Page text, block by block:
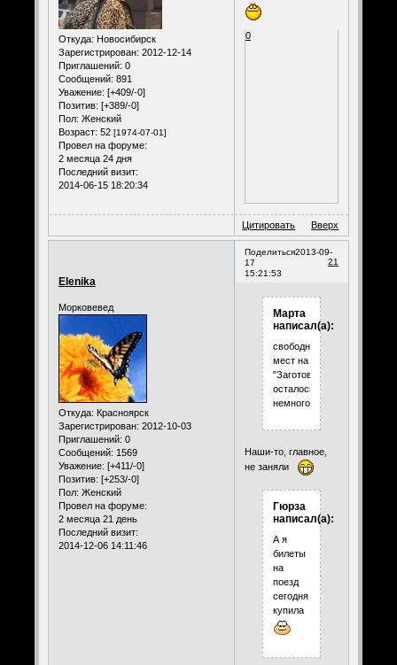
Откуда: Новосибирск
Зарегистрирован: 2012-12-14
Приглашений: 0
Сообщений: 891
Уважение: [+409/-0]
Позитив: [+389/-0]
Пол: Женский
Возраст: 52 [1974-07-01]
Провел на форуме:
2 месяца 24 дня
Последний визит:
2014-06-15 18:20:34
0
Цитировать Вверх
Поделиться
21
2013-09-
17
15:21:53
Elenika
Морковевед
Откуда: Красноярск
Зарегистрирован: 2012-10-03
Приглашений: 0
Сообщений: 1569
Уважение: [+411/-0]
Позитив: [+253/-0]
Пол: Женский
Провел на форуме:
2 месяца 21 день
Последний визит:
2014-12-06 14:11:46
Марта
написал(а):
свободных
мест на
"Заготовки"
осталось
немного
Наши-то, главное,
не заняли
Гюрза
написал(а):
А я
билеты
на
поезд
сегодня
купила